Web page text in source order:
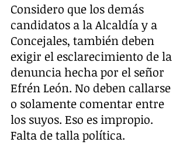
Considero que los demás
candidatos a la Alcaldía y a
Concejales, también deben
exigir el esclarecimiento de la
denuncia hecha por el señor
Efrén León. No deben callarse
o solamente comentar entre
los suyos. Eso es impropio.
Falta de talla política.